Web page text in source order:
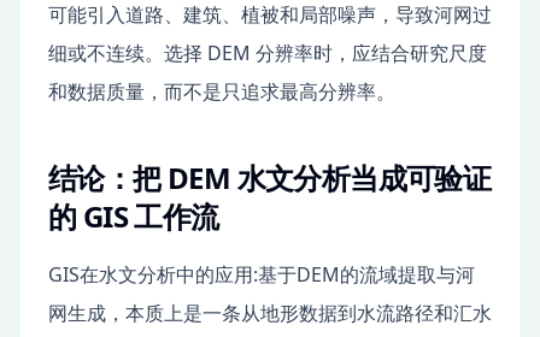
可能引入道路、建筑、植被和局部噪声，导致河网过
细或不连续。选择 DEM 分辨率时，应结合研究尺度
和数据质量，而不是只追求最高分辨率。
结论：把 DEM 水文分析当成可验证
的 GIS 工作流
GIS在水文分析中的应用:基于DEM的流域提取与河
网生成，本质上是一条从地形数据到水流路径和汇水